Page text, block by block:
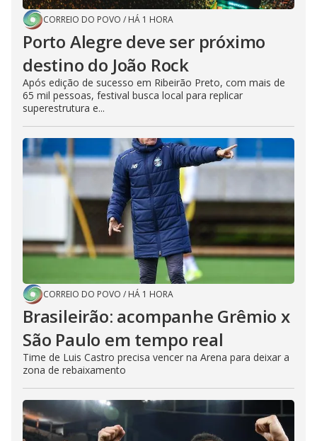
CORREIO DO POVO / HÁ 1 HORA
Porto Alegre deve ser próximo
destino do João Rock
Após edição de sucesso em Ribeirão Preto, com mais de
65 mil pessoas, festival busca local para replicar
superestrutura e...
CORREIO DO POVO / HÁ 1 HORA
Brasileirão: acompanhe Grêmio x
São Paulo em tempo real
Time de Luis Castro precisa vencer na Arena para deixar a
zona de rebaixamento